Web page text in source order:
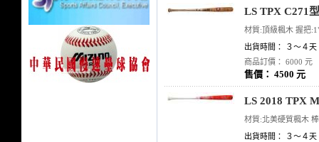
LS TPX C271
材質:頂級楓木 握把
出貨時間： ３～４天
商品訂價： 6000 元
售價： 4500 元
LS 2018 TPX
材質:北美硬質楓木
出貨時間： ３～４天